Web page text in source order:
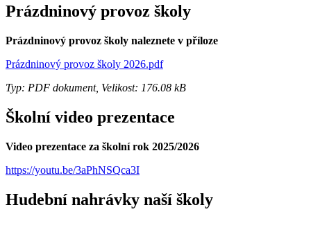
Prázdninový provoz školy
Prázdninový provoz školy naleznete v příloze
Prázdninový provoz školy 2026.pdf
Typ: PDF dokument, Velikost: 176.08 kB
Školní video prezentace
Video prezentace za školní rok 2025/2026
https://youtu.be/3aPhNSQca3I
Hudební nahrávky naší školy